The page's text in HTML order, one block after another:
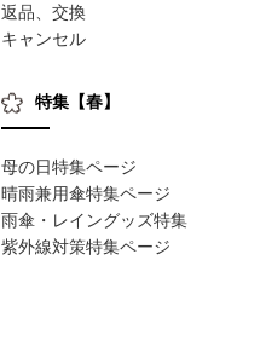
返品、交換
キャンセル
特集【春】
母の日特集ページ
晴雨兼用傘特集ページ
雨傘・レイングッズ特集
紫外線対策特集ページ